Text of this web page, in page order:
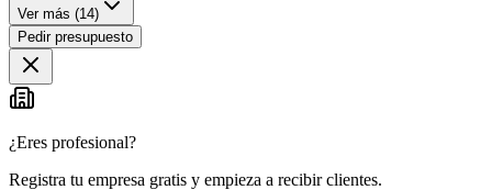
Ver más (14)
Pedir presupuesto
¿Eres profesional?
Registra tu empresa gratis y empieza a recibir clientes.